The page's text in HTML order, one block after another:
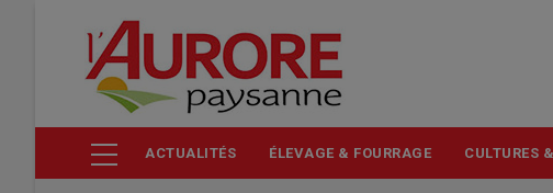
contenu
ACTUALITÉS ÉLEVAGE & FOURRAGE CULTURES